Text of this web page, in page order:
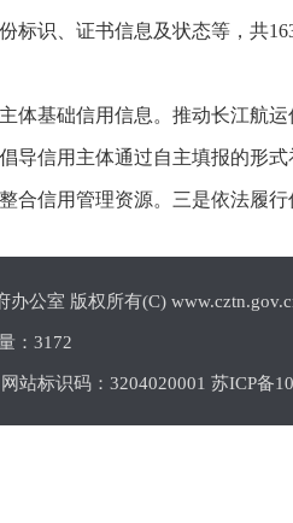
标识、证书信息及状态等，共
体基础信用信息。推动长江航
导信用主体通过自主填报的形
合信用管理资源。三是依法履
公室 版权所有(C)
： 3172
站标识码：3204020001 苏ICP备